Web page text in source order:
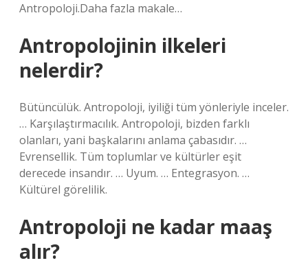
Antropoloji.Daha fazla makale…
Antropolojinin ilkeleri
nelerdir?
Bütüncülük. Antropoloji, iyiliği tüm yönleriyle inceler.
… Karşılaştırmacılık. Antropoloji, bizden farklı
olanları, yani başkalarını anlama çabasıdır. …
Evrensellik. Tüm toplumlar ve kültürler eşit
derecede insandır. … Uyum. … Entegrasyon. …
Kültürel görelilik.
Antropoloji ne kadar maaş
alır?